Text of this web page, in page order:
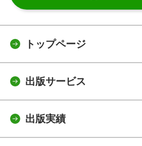
トップページ
出版サービス
出版実績